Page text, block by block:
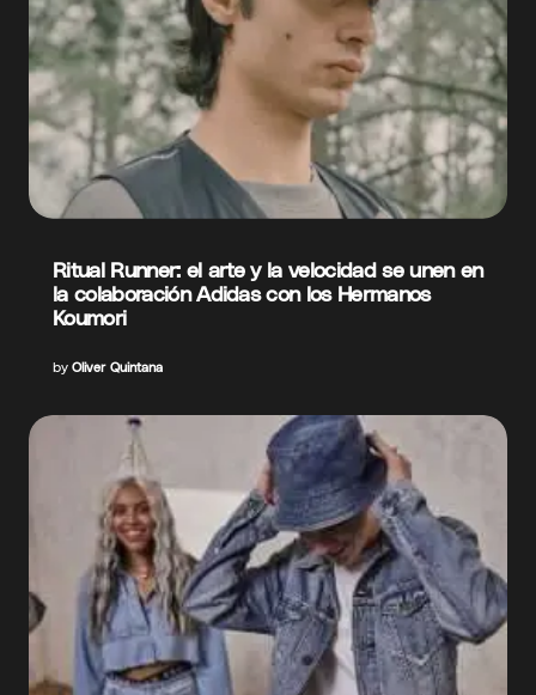
Ritual Runner: el arte y la velocidad se unen en
la colaboración Adidas con los Hermanos
Koumori
by Oliver Quintana